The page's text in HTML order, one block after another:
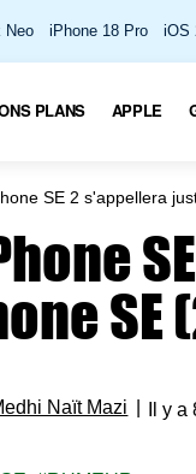
Neo iPhone 18 Pro iOS
PLANS APPLE
SE 2 s'appellera
SE
Naït Mazi Il y